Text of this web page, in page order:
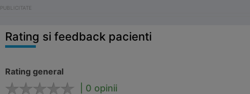
Rating si feedback pacienti
Rating general
| 0 opinii